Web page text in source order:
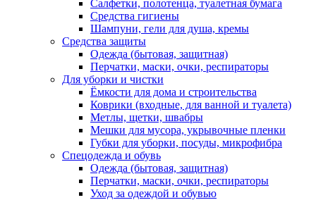
Салфетки, полотенца, туалетная бумага
Средства гигиены
Шампуни, гели для душа, кремы
Средства защиты
Одежда (бытовая, защитная)
Перчатки, маски, очки, респираторы
Для уборки и чистки
Ёмкости для дома и строительства
Коврики (входные, для ванной и туалета)
Метлы, щетки, швабры
Мешки для мусора, укрывочные пленки
Губки для уборки, посуды, микрофибра
Спецодежда и обувь
Одежда (бытовая, защитная)
Перчатки, маски, очки, респираторы
Уход за одеждой и обувью